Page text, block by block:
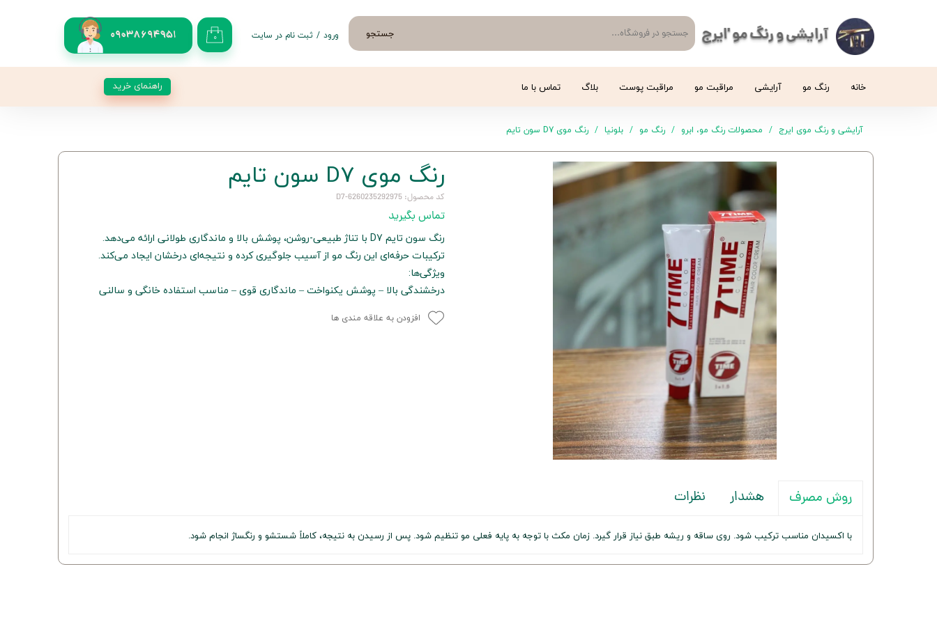
آرایشی و رنگ مو 'ایرج 09038694951 جستجو ۰ ورود / ثبت نام در سایت
خانه رنگ مو آرایشی مراقبت مو مراقبت پوست بلاگ تماس با ما راهنمای خرید
آرایشی و رنگ موی ایرج محصولات رنگ مو، ابرو رنگ مو بلونیا رنگ موی D7 سون تایم
رنگ موی D7 سون تایم
کد محصول: 6260235292975-D7
تماس بگیرید
رنگ سون تایم D7 با تناژ طبیعی-روشن، پوشش بالا و ماندگاری طولانی ارائه می‌دهد.
ترکیبات حرفه‌ای این رنگ مو از آسیب جلوگیری کرده و نتیجه‌ای درخشان ایجاد می‌کند.
ویژگی‌ها:
درخشندگی بالا – پوشش یکنواخت – ماندگاری قوی – مناسب استفاده خانگی و سالنی
افزودن به علاقه مندی ها
روش مصرف هشدار نظرات
با اکسیدان مناسب ترکیب شود. روی ساقه و ریشه طبق نیاز قرار گیرد. زمان مکث با توجه به پایه فعلی مو تنظیم شود. پس از رسیدن به نتیجه، کاملاً شستشو و رنگساژ انجام شود.